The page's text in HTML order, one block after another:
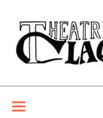
contenu